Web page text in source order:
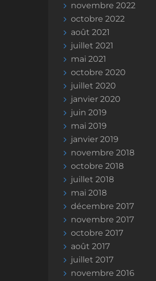
novembre 2022
octobre 2022
août 2021
juillet 2021
mai 2021
octobre 2020
juillet 2020
janvier 2020
juin 2019
mai 2019
janvier 2019
novembre 2018
octobre 2018
juillet 2018
mai 2018
décembre 2017
novembre 2017
octobre 2017
août 2017
juillet 2017
novembre 2016